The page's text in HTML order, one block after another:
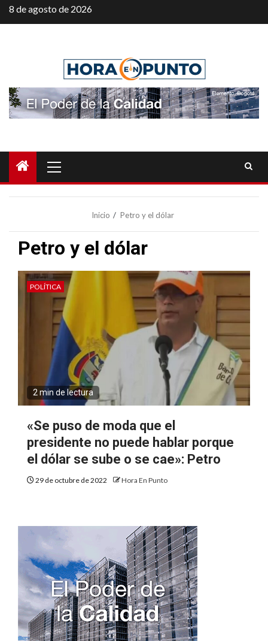
Saltar
al
8 de agosto de 2026
principal
Inicio Petro y el dólar
Petro y el dólar
POLÍTICA
2 min de lectura
«Se puso de moda que el
presidente no puede hablar porque
el dólar se sube o se cae»: Petro
29 de octubre de 2022 Hora En Punto